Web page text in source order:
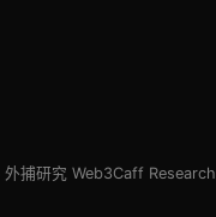
外捕研究 Web3Caff Research